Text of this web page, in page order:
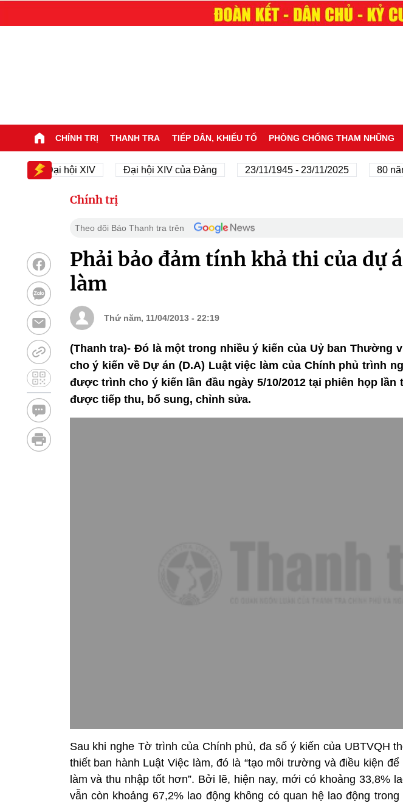
CHÍNH TRỊ THANH TRA TIẾP DÂN, KHIẾU TỐ PHÒNG CHỐNG THAM NHŨNG
Đại hội XIV Đại hội XIV của Đảng 23/11/1945 - 23/11/2025 80 năm
Chính trị
Theo dõi Báo Thanh tra trên
Phải bảo đảm tính khả thi của dự
làm
Thứ năm, 11/04/2013 - 22:19
(Thanh tra)- Đó là một trong nhiều ý kiến của Uỷ ban Thường
cho ý kiến về Dự án (D.A) Luật việc làm của Chính phủ trình
được trình cho ý kiến lần đầu ngày 5/10/2012 tại phiên họp lần
được tiếp thu, bổ sung, chỉnh sửa.
Sau khi nghe Tờ trình của Chính phủ, đa số ý kiến của UBTVQH
thiết ban hành Luật Việc làm, đó là “tạo môi trường và điều kiện
làm và thu nhập tốt hơn”. Bởi lẽ, hiện nay, mới có khoảng 33,8%
vẫn còn khoảng 67,2% lao động không có quan hệ lao động